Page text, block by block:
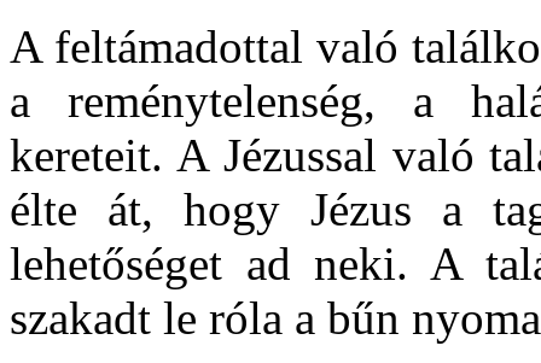
A feltámadottal való
a reménytelenség, a
kereteit. A Jézussal való
élte át, hogy Jézus a
lehetőséget ad neki. A
szakadt le róla a bűn